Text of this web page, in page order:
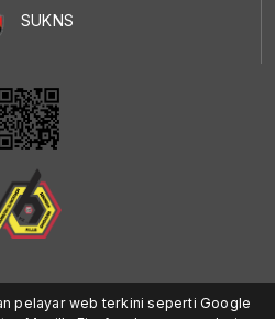
SUKNS
pelayar web terkini seperti Google